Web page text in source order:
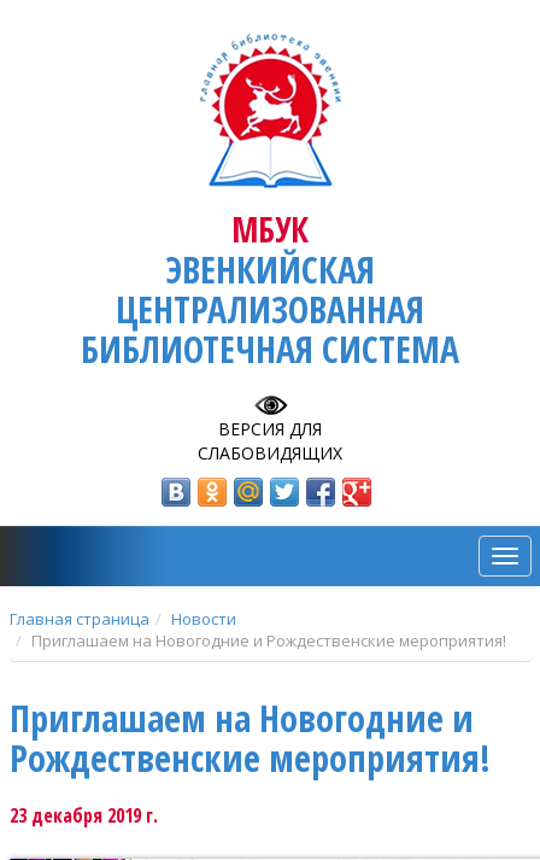
МБУК
ЭВЕНКИЙСКАЯ
ЦЕНТРАЛИЗОВАННАЯ
БИБЛИОТЕЧНАЯ СИСТЕМА
ВЕРСИЯ ДЛЯ
СЛАБОВИДЯЩИХ
Главная страница
Новости
Приглашаем на Новогодние и Рождественские мероприятия!
Приглашаем на Новогодние и
Рождественские мероприятия!
23 декабря 2019 г.